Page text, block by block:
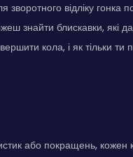
відліку гонка
знайти блискавки, які
кола, і як тільки
або покращень, кожен